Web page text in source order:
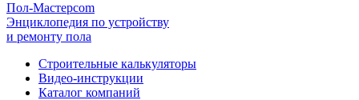
Пол-Мастерcom
Энциклопедия по устройству
и ремонту пола
Строительные калькуляторы
Видео-инструкции
Каталог компаний